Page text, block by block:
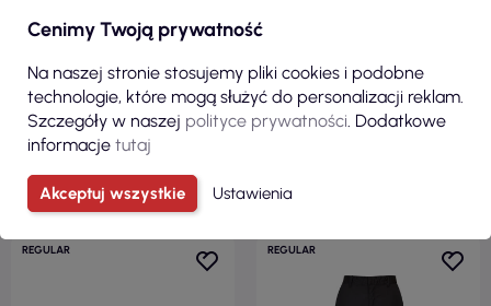
ZOBACZ
Fartuch damski standard biały
REGULAR REGULAR
Cenimy Twoją prywatność
Na naszej stronie stosujemy pliki cookies i podobne
technologie, które mogą służyć do personalizacji reklam.
Szczegóły w naszej polityce prywatności. Dodatkowe
informacje tutaj
Akceptuj wszystkie Ustawienia